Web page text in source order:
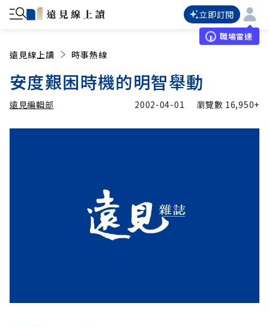
立即訂閱
職場雷達
遠見線上讀 時事熱線
安度艱困時機的明智舉動
遠見編輯部 2002-04-01 瀏覽數 16,950+